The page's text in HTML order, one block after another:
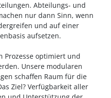
Abteilungs- und
nur dann Sinn, wenn
und auf einer
aufsetzen.
Prozesse optimiert und
Unsere modularen
schaffen Raum für die
Ziel? Verfügbarkeit aller